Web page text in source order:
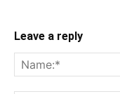
Leave a reply